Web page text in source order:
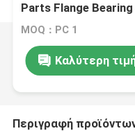
Parts Flange
MOQ：PC 1
Καλύτερη
Περιγραφή